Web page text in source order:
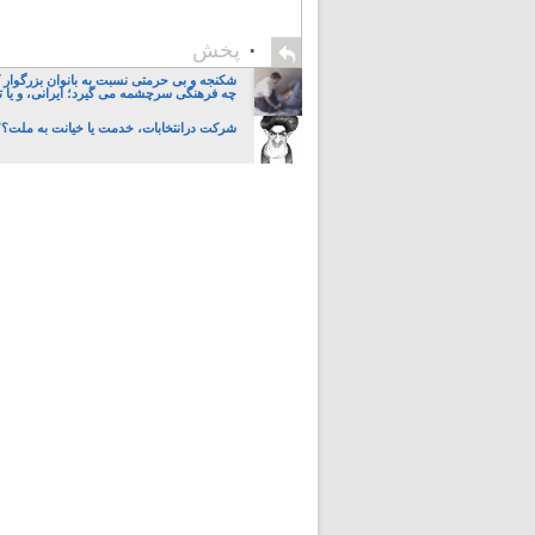
۰ پخش
شکنجه و بی حرمتی نسبت به بانوان بزرگوار
چه فرهنگی سرچشمه می گیرد؛ ایرانی، و یا
شرکت درانتخابات، خدمت یا خیانت به